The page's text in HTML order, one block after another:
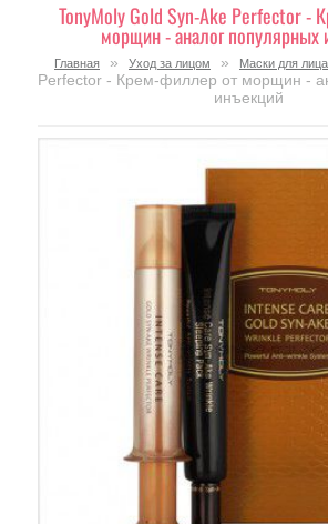
TonyMoly Gold Syn-Ake Perfector -
морщин - аналог популярных
Главная » Уход за лицом » Маски для лица
Perfector - Крем-филлер от морщин -
инъекций